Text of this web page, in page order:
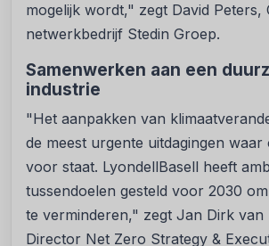
mogelijk wordt," zegt David Peters,
netwerkbedrijf Stedin Groep.
Samenwerken aan een
industrie
"Het aanpakken van
de meest urgente uitdagingen waar
voor staat. LyondellBasell heeft
tussendoelen gesteld voor 2030
te verminderen," zegt Jan Dirk van
Director Net Zero Strategy &